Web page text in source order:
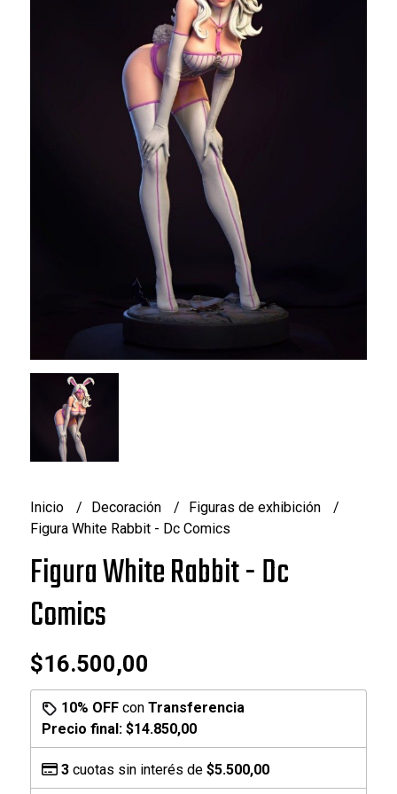
Inicio Decoración
Figuras de exhibición
Figura White Rabbit - Dc Comics
Figura White Rabbit - Dc
Comics
$16.500,00
10% OFFcon Transferencia
Precio final: $14.850,00
3cuotas sin interés de $5.500,00